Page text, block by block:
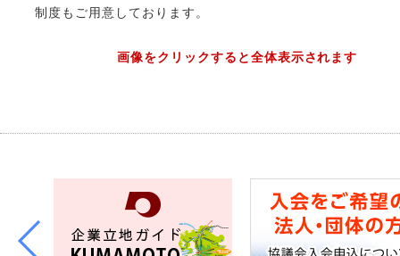
制度もご用意しております。
画像をクリックすると全体表示されます